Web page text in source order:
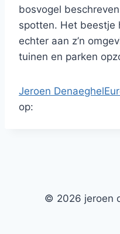
bosvogel
spotten. Het beestje
echter aan z’n
tuinen en parken
Jeroen Denaeghel
op:
© 2026 jeroen